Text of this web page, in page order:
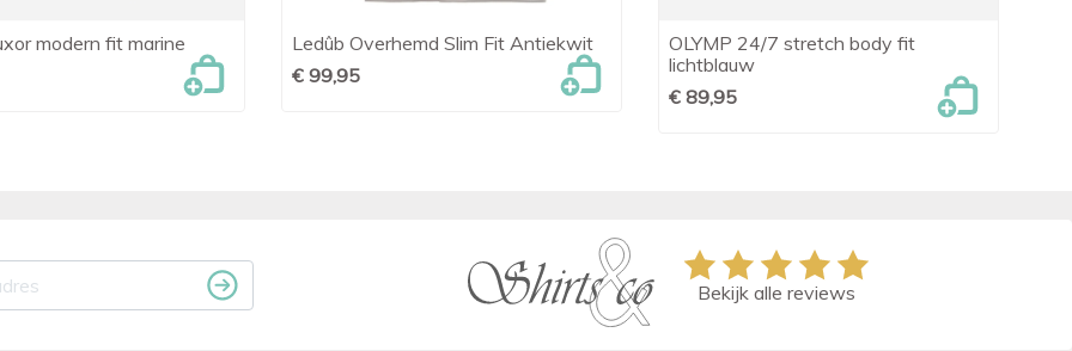
 Snel bekijken
modern fit marine
 Snel bekijken
Ledûb Overhemd Slim Fit Antiekwit
€ 99,95
 Snel bekijken
OLYMP 24/7 stretch body fit
lichtblauw
€ 89,95
Bekijk alle reviews